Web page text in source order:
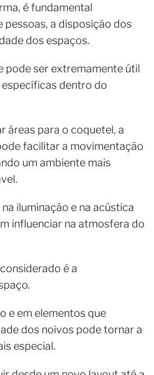
é fundamental
pessoas, a disposição dos
dos espaços.
pode ser extremamente útil
dentro do
áreas para o coquetel, a
facilitar a movimentação
um ambiente mais
iluminação e na acústica
influenciar na atmosfera do
é a
e em elementos que
dos noivos pode tornar a
especial.